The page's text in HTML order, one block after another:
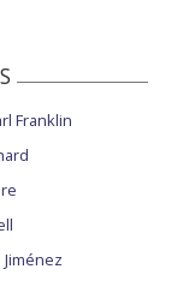
Franklin